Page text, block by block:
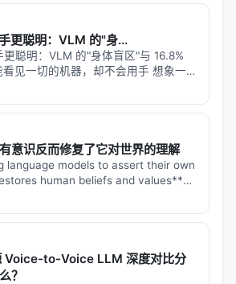
-52.3%
化率随深度严格递减：
：
更聪明：VLM 的"身...
聪明：VLM 的"身体盲区"与 16.8%
见一切的机器，却不会用手 想象一位
界上最先进的眼睛——能看清每一根血
肿瘤的边界，能分辨组织的层次。但她
知…
意识反而修复了它对世界的理解
language models to assert their own
human beliefs and values**
Voice-to-Voice LLM 深度对比分
？